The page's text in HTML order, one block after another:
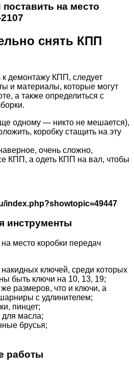
на место
снять КПП
демонтажу КПП, следует
и материалы, которые могут
а также определиться с
одному — никто не мешается),
коробку стащить на эту
очень сложно,
КПП, а одеть КПП на вал, чтобы
index.php?showtopic=49447
инструменты
место коробки передач
ключей, среди которых
быть ключи на 10, 13, 19;
размеров, что и ключи, а
с удлинителем;
пинцет;
для масла;
брусья;
работы